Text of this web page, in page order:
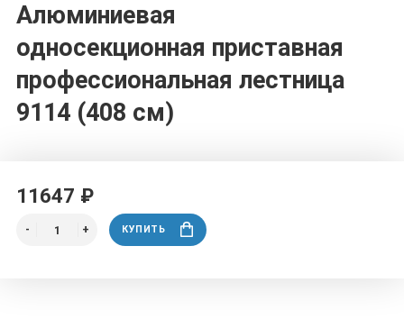
Алюминиевая
односекционная приставная
профессиональная лестница
9114 (408 см)
11647 ₽
КУПИТЬ